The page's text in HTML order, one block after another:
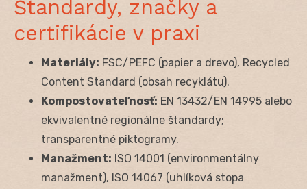
Štandardy, značky a
certifikácie v praxi
Materiály: FSC/PEFC (papier a drevo), Recycled
Content Standard (obsah recyklátu).
Kompostovateľnosť: EN 13432/EN 14995 alebo
ekvivalentné regionálne štandardy;
transparentné piktogramy.
Manažment: ISO 14001 (environmentálny
manažment), ISO 14067 (uhlíková stopa